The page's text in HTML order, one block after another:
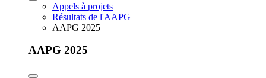
Appels à projets
Résultats de l'AAPG
AAPG 2025
AAPG 2025